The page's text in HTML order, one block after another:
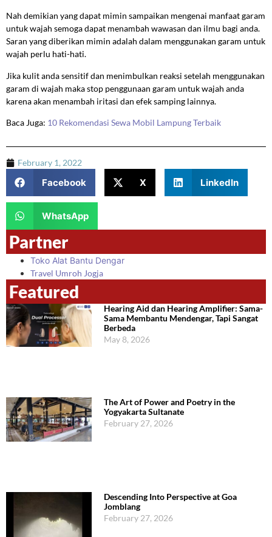
Nah demikian yang dapat mimin sampaikan mengenai manfaat garam
untuk wajah semoga dapat menambah wawasan dan ilmu bagi anda.
Saran yang diberikan mimin adalah dalam menggunakan garam untuk
wajah perlu hati-hati.
Jika kulit anda sensitif dan menimbulkan reaksi setelah menggunakan
garam di wajah maka stop penggunaan garam untuk wajah anda
karena akan menambah iritasi dan efek samping lainnya.
Baca Juga: 10 Rekomendasi Sewa Mobil Lampung Terbaik
February 1, 2022
Facebook X LinkedIn
WhatsApp
Partner
Toko Alat Bantu Dengar
Travel Umroh Jogja
Featured
Hearing Aid dan Hearing Amplifier: Sama-
Sama Membantu Mendengar, Tapi Sangat
Berbeda
May 8, 2026
The Art of Power and Poetry in the
Yogyakarta Sultanate
February 27, 2026
Descending Into Perspective at Goa
Jomblang
February 27, 2026